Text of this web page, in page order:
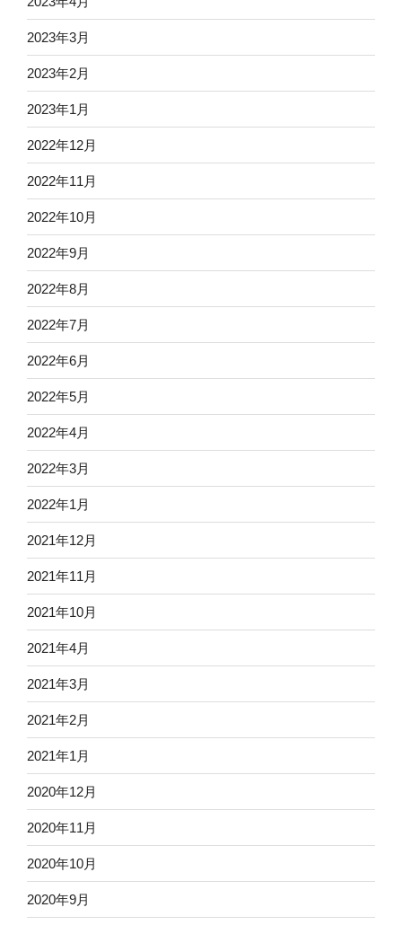
2023年3月
2023年2月
2023年1月
2022年12月
2022年11月
2022年10月
2022年9月
2022年8月
2022年7月
2022年6月
2022年5月
2022年4月
2022年3月
2022年1月
2021年12月
2021年11月
2021年10月
2021年4月
2021年3月
2021年2月
2021年1月
2020年12月
2020年11月
2020年10月
2020年9月